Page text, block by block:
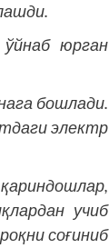
юрган
бошлади.
электр
учиб
соғиниб